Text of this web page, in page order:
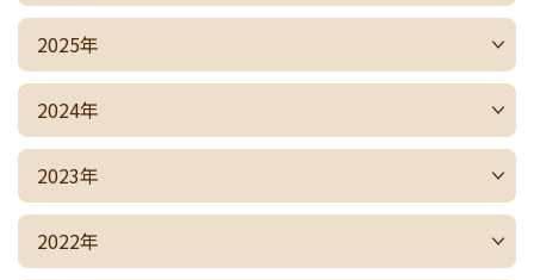
2025年
2024年
2023年
2022年